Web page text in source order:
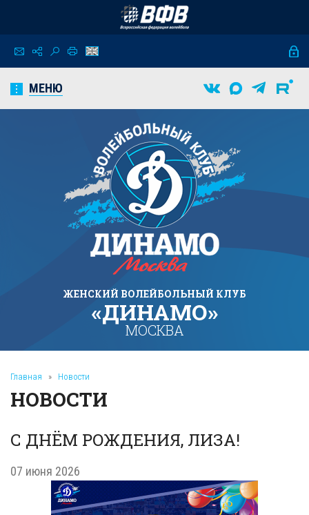
МЕНЮ
ЖЕНСКИЙ ВОЛЕЙБОЛЬНЫЙ КЛУБ
«ДИНАМО»
МОСКВА
Главная » Новости
НОВОСТИ
С ДНЁМ РОЖДЕНИЯ, ЛИЗА!
07 июня 2026